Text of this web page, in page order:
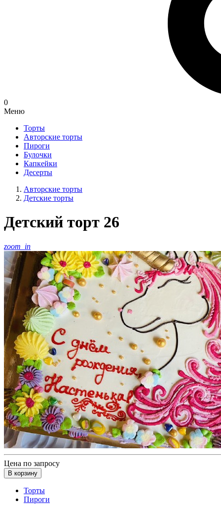
0
Меню
Торты
Авторские торты
Пироги
Булочки
Капкейки
Десерты
Авторские торты
Детские торты
Детский торт 26
zoom_in
Цена по запросу
В корзину
Торты
Пироги